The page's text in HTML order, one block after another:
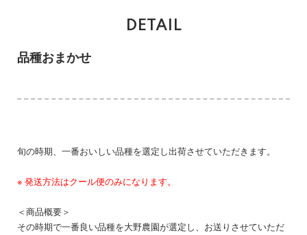
DETAIL
品種おまかせ
旬の時期、一番おいしい品種を選定し出荷させていただきます。
※ 発送方法はクール便のみになります。
＜商品概要＞
その時期で一番良い品種を大野農園が選定し、お送りさせていただ